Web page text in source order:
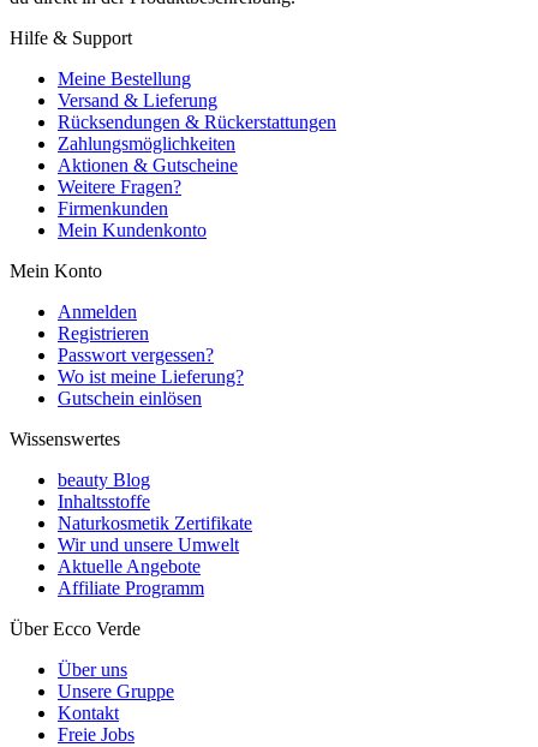
Hilfe & Support
Meine Bestellung
Versand & Lieferung
Rücksendungen & Rückerstattungen
Zahlungsmöglichkeiten
Aktionen & Gutscheine
Weitere Fragen?
Firmenkunden
Mein Kundenkonto
Mein Konto
Anmelden
Registrieren
Passwort vergessen?
Wo ist meine Lieferung?
Gutschein einlösen
Wissenswertes
beauty Blog
Inhaltsstoffe
Naturkosmetik Zertifikate
Wir und unsere Umwelt
Aktuelle Angebote
Affiliate Programm
Über Ecco Verde
Über uns
Unsere Gruppe
Kontakt
Freie Jobs